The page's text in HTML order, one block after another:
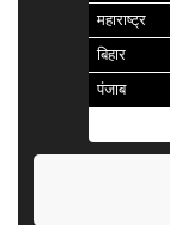
महाराष्ट्र
बिहार
पंजाब